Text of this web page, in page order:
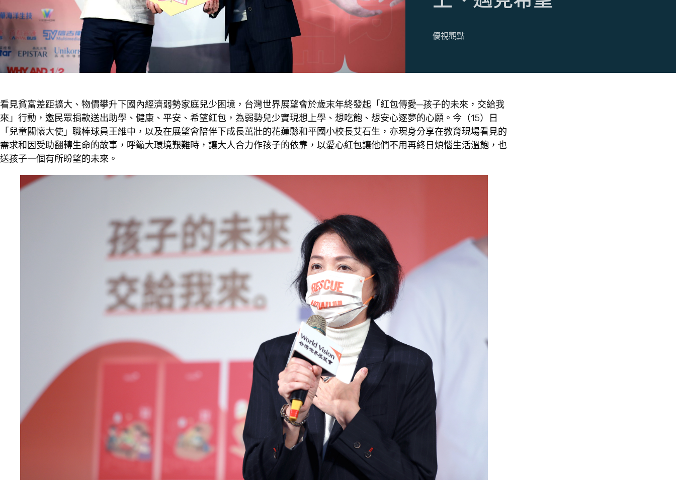
優視觀點
看見貧富差距擴大、物價攀升下國內經濟弱勢家庭兒少困境，台灣世界展望會於歲末年終發起「 紅包傳愛─孩子的未來，交給我
來 」行動，邀民眾捐款送出助學、健康、平安、希望紅包，為弱勢兒少實現想上學、想吃飽、想安心逐夢的心願。今（15）日
「兒童關懷大使」職棒球員王維中，以及在展望會陪伴下成長茁壯的花蓮縣和平國小校長艾石生，亦現身分享在教育現場看見的
需求和因受助翻轉生命的故事，呼籲大環境艱難時，讓大人合力作孩子的依靠，以愛心紅包讓他們不用再終日煩惱生活溫飽，也
送孩子一個有所盼望的未來。